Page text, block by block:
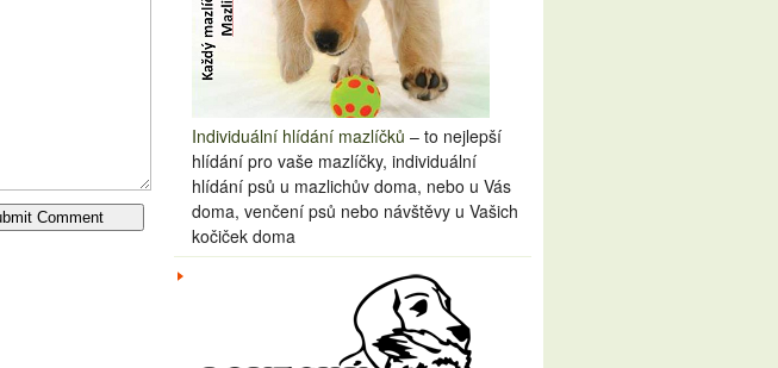
Individuální hlídání mazlíčků – to nejlepší
hlídání pro vaše mazlíčky, individuální
hlídání psů u mazlichův doma, nebo u Vás
doma, venčení psů nebo návštěvy u Vašich
kočiček doma